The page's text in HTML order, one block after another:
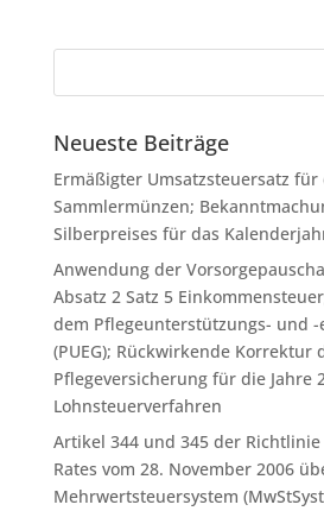
Neueste Beiträge
Ermäßigter Umsatzsteuersatz
Sammlermünzen;
Silberpreises für das
Anwendung der
Absatz 2 Satz 5
dem Pflegeunterstützungs- und -
(PUEG); Rückwirkende Korrektur
Pflegeversicherung für die Jahre
Lohnsteuerverfahren
Artikel 344 und 345 der Richtlinie
Rates vom 28. November 2006
Mehrwertsteuersystem